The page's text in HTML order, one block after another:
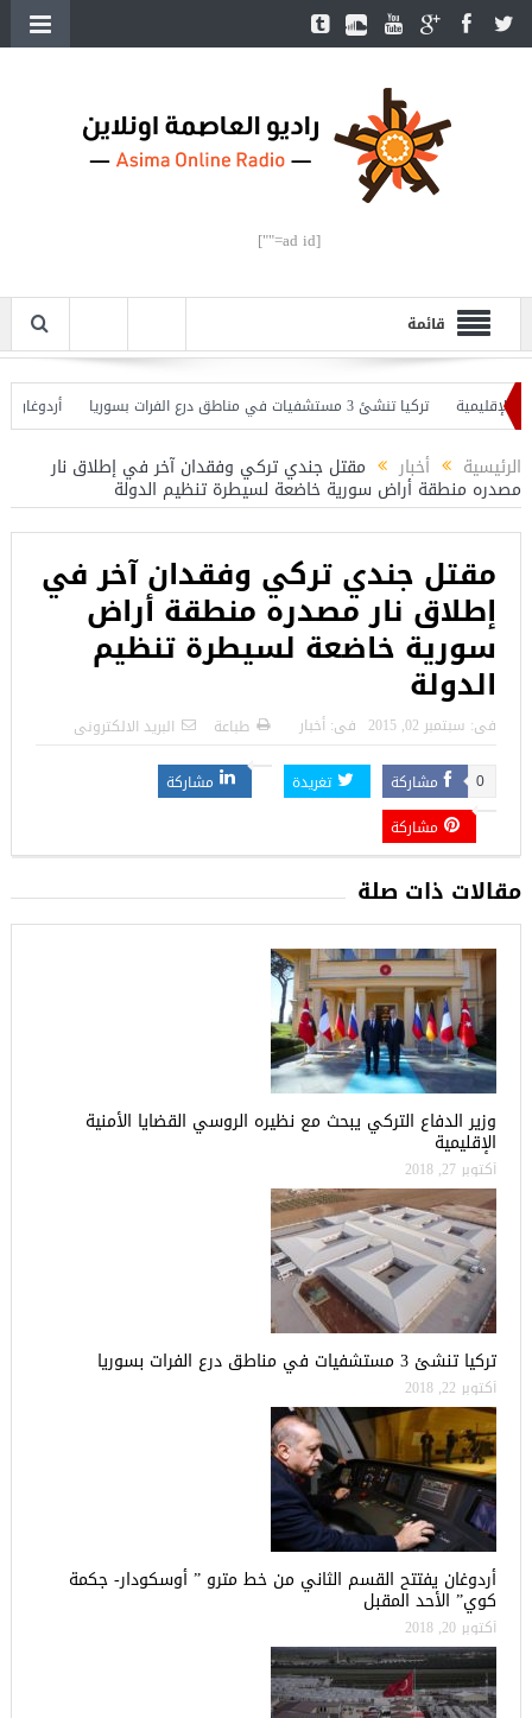
[ad id=""]
قائمة
تركيا تنشئ 3 مستشفيات في مناطق درع الفرات بسوريا
أردوغان
الرئيسية أخبار مقتل جندي تركي وفقدان آخر في إطلاق نار
مصدره منطقة أراض سورية خاضعة لسيطرة تنظيم الدولة
مقتل جندي تركي وفقدان آخر في
إطلاق نار مصدره منطقة أراض
سورية خاضعة لسيطرة تنظيم
الدولة
فى: سبتمبر 02, 2015 فى: أخبار طباعة البريد الالكترونى
مشاركة 0 تغريدة
مشاركة
مشاركة
مقالات ذات صلة
وزير الدفاع التركي يبحث مع نظيره الروسي القضايا الأمنية
الإقليمية
أكتوبر 27, 2018
تركيا تنشئ 3 مستشفيات في مناطق درع الفرات بسوريا
أكتوبر 22, 2018
أردوغان يفتتح القسم الثاني من خط مترو ” أوسكودار- جكمة
كوي” الأحد المقبل
أكتوبر 20, 2018